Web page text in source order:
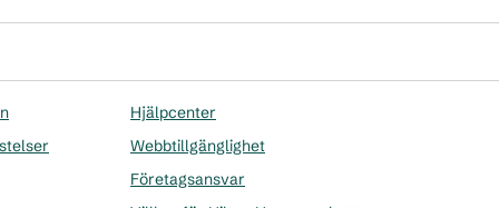
Hjälpcenter
Webbtillgänglighet
Företagsansvar